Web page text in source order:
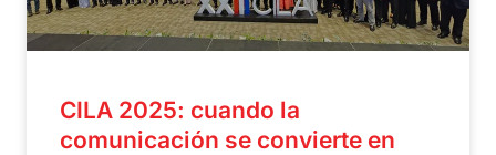
CILA 2025: cuando la
comunicación se convierte en